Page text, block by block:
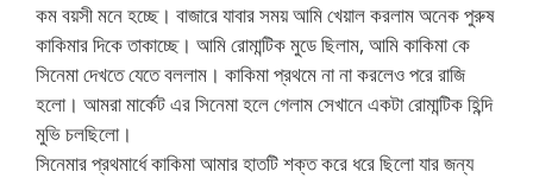
কম বয়সী মনে হচ্ছে। বাজারে যাবার সময় আমি খেয়াল করলাম অনেক পুরুষ
কাকিমার দিকে তাকাচ্ছে। আমি রোমান্টিক মুডে ছিলাম, আমি কাকিমা কে
সিনেমা দেখতে যেতে বললাম। কাকিমা প্রথমে না না করলেও পরে রাজি
হলো। আমরা মার্কেট এর সিনেমা হলে গেলাম সেখানে একটা রোমান্টিক হিন্দি
মুভি চলছিলো।
সিনেমার প্রথমার্ধে কাকিমা আমার হাতটি শক্ত করে ধরে ছিলো যার জন্য